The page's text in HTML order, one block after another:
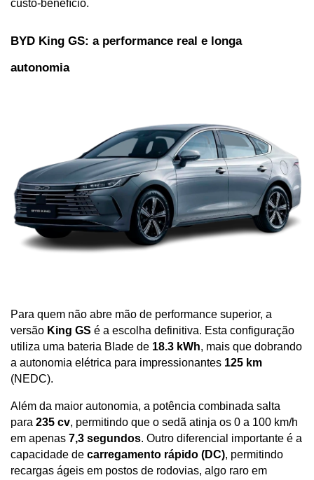
custo-benefício.
BYD King GS: a performance real e longa
autonomia
Para quem não abre mão de performance superior, a
versão King GS é a escolha definitiva. Esta configuração
utiliza uma bateria Blade de 18.3 kWh, mais que dobrando
a autonomia elétrica para impressionantes 125 km
(NEDC).
Além da maior autonomia, a potência combinada salta
para 235 cv, permitindo que o sedã atinja os 0 a 100 km/h
em apenas 7,3 segundos. Outro diferencial importante é a
capacidade de carregamento rápido (DC), permitindo
recargas ágeis em postos de rodovias, algo raro em